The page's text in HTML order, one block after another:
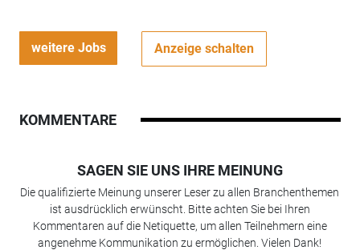
weitere Jobs Anzeige schalten
KOMMENTARE
SAGEN SIE UNS IHRE MEINUNG
Die qualifizierte Meinung unserer Leser zu allen Branchenthemen
ist ausdrücklich erwünscht. Bitte achten Sie bei Ihren
Kommentaren auf die Netiquette, um allen Teilnehmern eine
angenehme Kommunikation zu ermöglichen. Vielen Dank!